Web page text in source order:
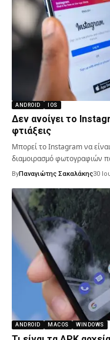
ANDROID IOS
Δεν ανοίγει το
φτιάξεις
Μπορεί το Instagram να
διαμοιρασμό φωτογραφιών
ByΠαναγιώτης Σακαλάκης30
ANDROID MACOS WINDOWS